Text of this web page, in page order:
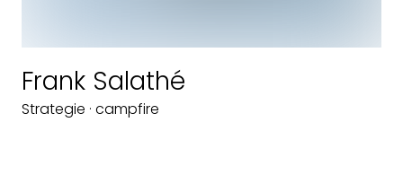
Frank Salathé
Strategie · campfire